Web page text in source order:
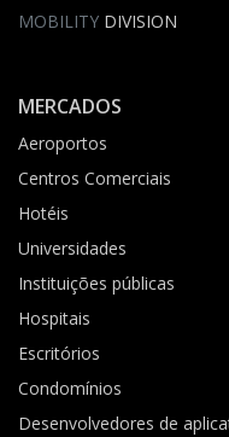
MOBILITY DIVISION
MERCADOS
Aeroportos
Centros Comerciais
Hotéis
Universidades
Instituições públicas
Hospitais
Escritórios
Condomínios
Desenvolvedores de